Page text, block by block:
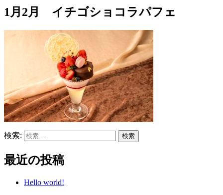
1月2月 イチゴショコラパフェ
検索:
最近の投稿
Hello world!